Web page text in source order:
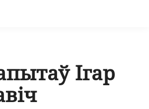
Ігар